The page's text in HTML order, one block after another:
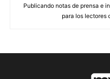
Publicando notas de prensa e
para los lectores